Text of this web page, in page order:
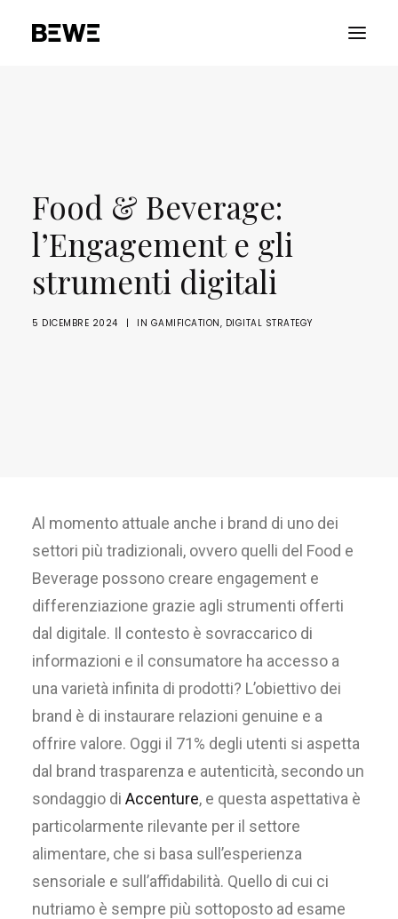
RISORSE
ADVOCACY
CONTATTACI
Food & Beverage:
l’Engagement e gli
strumenti digitali
5 DICEMBRE 2024 | IN GAMIFICATION, DIGITAL STRATEGY
Al momento attuale anche i brand di uno dei
settori più tradizionali, ovvero quelli del Food e
Beverage possono creare engagement e
differenziazione grazie agli strumenti offerti
dal digitale. Il contesto è sovraccarico di
informazioni e il consumatore ha accesso a
una varietà infinita di prodotti? L’obiettivo dei
brand è di instaurare relazioni genuine e a
offrire valore. Oggi il 71% degli utenti si aspetta
dal brand trasparenza e autenticità, secondo un
sondaggio di Accenture, e questa aspettativa è
particolarmente rilevante per il settore
alimentare, che si basa sull’esperienza
sensoriale e sull’affidabilità. Quello di cui ci
nutriamo è sempre più sottoposto ad esame